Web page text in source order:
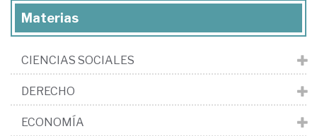
Materias
CIENCIAS SOCIALES
DERECHO
ECONOMÍA